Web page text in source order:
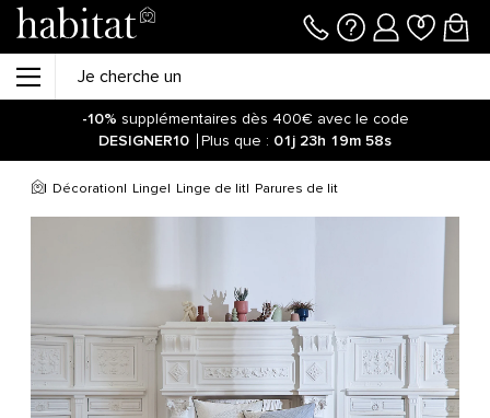
-10% supplémentaires dès 400€ avec le code
DESIGNER10
Plus que : 01j 23h 19m 58s
Soyez informé de la réouverture des ventes sur notre site !
Cliquez ici.
Décoration Linge Linge de lit Parures de lit